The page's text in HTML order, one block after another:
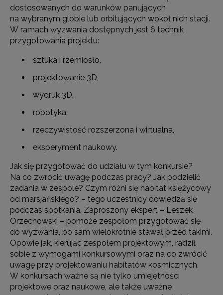
dostosowanych do warunków panujących
na wybranym globie lub orbitujących wokół nich stacji.
W ramach wyzwania dostępnych jest 6 technik
przygotowania projektu:
sztuka i rzemiosło,
projektowanie 3D,
wydruk 3D,
robotyka,
rzeczywistość rozszerzona i wirtualna,
eksperyment naukowy.
Jak się przygotować do udziału w tym konkursie?
Na co zwrócić uwagę podczas pracy? Jak podzielić
zadania w zespole? Czym różni się habitat księżycowy
od marsjańskiego? – tego uczestnicy dowiedzą się
podczas spotkania. Zaproszony ekspert – Leszek
Orzechowski – pomoże zespołom przygotować się
do wyzwania, bo sam wielokrotnie stawał przed takimi.
Opowie jak, kierując zespołem projektowym, radził
sobie z wymogami konkursowymi oraz na co zwrócić
uwagę przy projektowaniu habitatów kosmicznych.
W konkursach ważne są nie tylko umiejętności
projektowe oraz naukowe, ale także uważne